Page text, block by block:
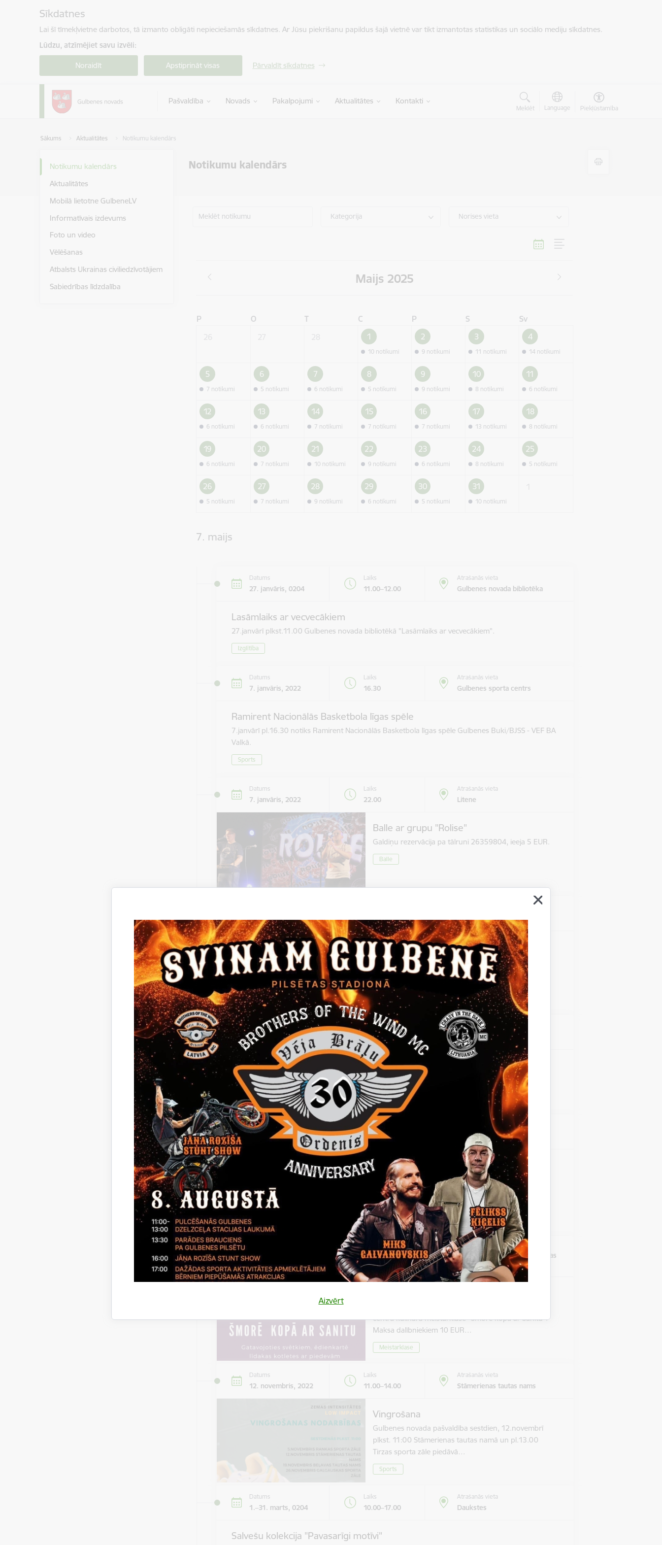
Sīkdatnes
Lai šī tīmekļvietne darbotos, tā izmanto obligāti nepieciešamās sīkdatnes. Ar Jūsu piekrišanu papildus šajā vietnē var tikt izmantotas statistikas un sociālo mediju sīkdatnes.
Lūdzu, atzīmējiet savu izvēli:
Noraidīt Apstiprināt visas Pārvaldīt sīkdatnes
Pašvaldība Novads Pakalpojumi Aktualitātes Kontakti
Meklēt Language Piekļūstamība
Sākums Aktualitātes Notikumu kalendārs
Notikumu kalendārs
Aizvērt
Notikumu kalendārs
Aktualitātes
Mobilā lietotne GulbeneLV
Informatīvais izdevums
Foto un video
Vēlēšanas
Atbalsts Ukrainas civiliedzīvotājiem
Sabiedrības līdzdalība
Meklēt notikumu Kategorija Norises vieta
Maijs 2025
P O T C P S
Sv
1
10 notikumi
2
9 notikumi
3
11 notikumi
4
14 notikumi
5
7 notikumi
6
5 notikumi
7
6 notikumi
8
5 notikumi
9
9 notikumi
10
8 notikumi
11
6 notikumi
12
6 notikumi
13
6 notikumi
14
7 notikumi
15
7 notikumi
16
7 notikumi
17
13 notikumi
18
8 notikumi
19
6 notikumi
20
7 notikumi
21
10 notikumi
22
9 notikumi
23
6 notikumi
24
8 notikumi
25
5 notikumi
26
5 notikumi
27
7 notikumi
28
9 notikumi
29
6 notikumi
30
5 notikumi
31
10 notikumi
7. maijs
Datums
27. janvāris, 0204
Laiks
11.00–12.00
Atrašanās vieta
Gulbenes novada bibliotēka
Lasāmlaiks ar vecvecākiem
27.janvārī plkst.11.00 Gulbenes novada bibliotēkā "Lasāmlaiks ar vecvecākiem".
Izglītība
Datums
7. janvāris, 2022
Laiks
16.30
Atrašanās vieta
Gulbenes sporta centrs
Ramirent Nacionālās Basketbola līgas spēle
7.janvārī pl.16.30 notiks Ramirent Nacionālās Basketbola līgas spēle Gulbenes Buki/BJSS - VEF BA
Valkā.
Sports
Datums
7. janvāris, 2022
Laiks
22.00
Atrašanās vieta
Litene
Balle ar grupu "Rolise"
Galdiņu rezervācija pa tālruni 26359804, ieeja 5 EUR.
Balle
14. janvāris, 2022 16.00 Gulbenes kultūras centrs
Filma "Janvāris"
Ieeja 5 EUR
Kino
Datums
24. marts, 2022
Laiks
12.00
Atrašanās vieta
Gulbenes kultūras centrs
Gulbenes novada skolēnu Teātra diena
24. martā Gulbenes kultūras centrā Gulbenes novada skolēnu Teātra diena
Pasākums
Datums
10. augusts, 2022
Laiks
18.00
Atrašanās vieta
Stāmerienas pils
Katalonijas bundzinieku koncerts "Fills De
La Flama"
10.augustā 18:00 pie Stāmerienas pils Katalonijas
bundzinieku koncerts "Fills De La Flama".
Koncerts
12. novembris, 2022
Laiks
10.00
Atrašanās vieta
Druvienas Latviskās dzīvesziņas
centrs
centrā kulinārā meistarklase "Šmorē kopā ar Sanitu".
Maksa dalībniekiem 10 EUR…
Meistarklase
Datums
12. novembris, 2022
Laiks
11.00–14.00
Atrašanās vieta
Stāmerienas tautas nams
Vingrošana
Gulbenes novada pašvaldība sestdien, 12.novembrī
plkst. 11:00 Stāmerienas tautas namā un pl.13.00
Tirzas sporta zāle piedāvā…
Sports
Datums
1.–31. marts, 0204
Laiks
10.00–17.00
Atrašanās vieta
Daukstes
Salvešu kolekcija "Pavasarīgi motīvi"